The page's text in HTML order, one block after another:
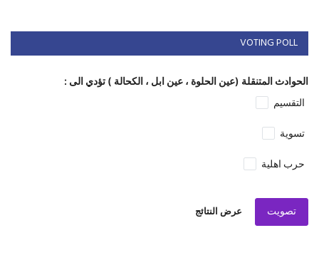
VOTING POLL
الحوادث المتنقلة (عين الحلوة ، عين ابل ، الكحالة ) تؤدي الى :
التقسيم
تسوية
حرب اهلية
تصويت عرض النتائج